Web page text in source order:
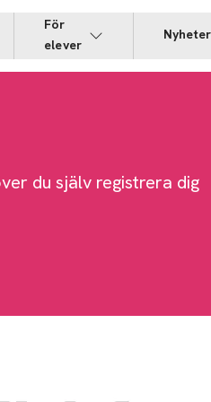
För
elever
Nyheter
du själv registrera dig